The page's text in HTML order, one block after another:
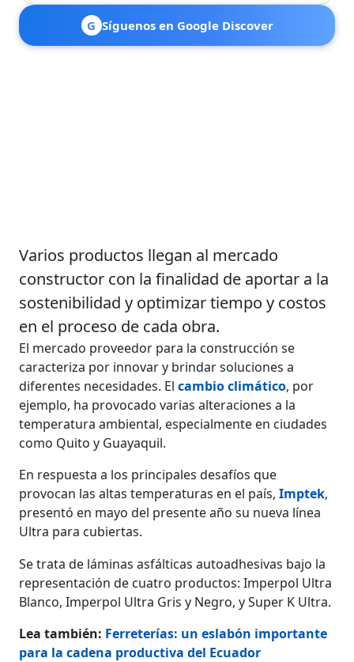
G Síguenos en Google Discover
Varios productos llegan al mercado
constructor con la finalidad de aportar a la
sostenibilidad y optimizar tiempo y costos
en el proceso de cada obra.
El mercado proveedor para la construcción se
caracteriza por innovar y brindar soluciones a
diferentes necesidades. Elcambio climático, por
ejemplo, ha provocado varias alteraciones a la
temperatura ambiental, especialmente en ciudades
como Quito y Guayaquil.
En respuesta a los principales desafíos que
provocan las altas temperaturas en el país,Imptek,
presentó en mayo del presente año su nueva línea
Ultra para cubiertas.
Se trata de láminas asfálticas autoadhesivas bajo la
representación de cuatro productos: Imperpol Ultra
Blanco, Imperpol Ultra Gris y Negro, y Super K Ultra.
Lea también: Ferreterías: un eslabón importante
para la cadena productiva del Ecuador